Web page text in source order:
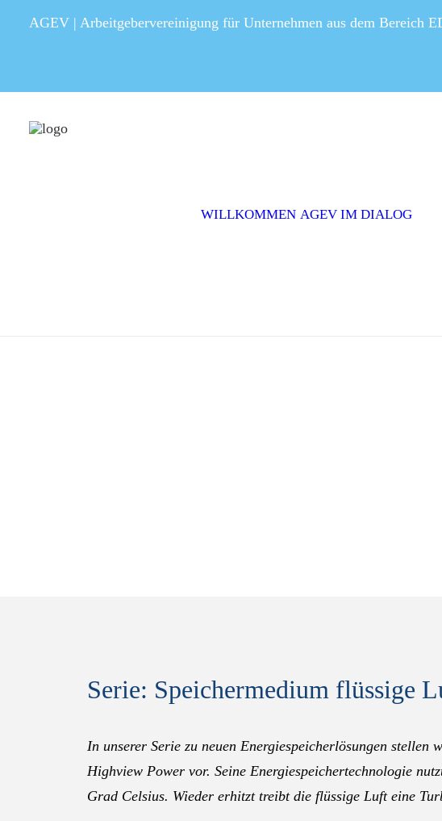
AGEV | Arbeitgebervereinigung für Unternehmen aus dem Bereich
WILLKOMMEN AGEV IM DIALOG
Serie: Speichermedium flüssige
In unserer Serie zu neuen Energiespeicherlösungen stellen
Highview Power vor. Seine Energiespeichertechnologie
Grad Celsius. Wieder erhitzt treibt die flüssige Luft eine